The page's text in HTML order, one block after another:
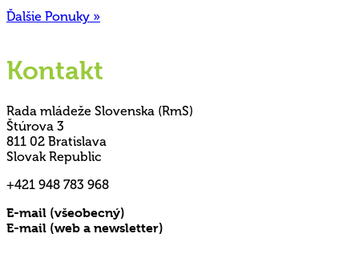
Ďalšie Ponuky »
Kontakt
Rada mládeže Slovenska (RmS)
Štúrova 3
811 02 Bratislava
Slovak Republic
+421 948 783 968
E-mail (všeobecný)
E-mail (web a newsletter)